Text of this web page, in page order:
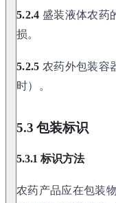
5.2.4 盛装液体农药
损。
5.2.5 农药外包装容
时）。
5.3 包装标识
5.3.1 标识方法
农药产品应在包装